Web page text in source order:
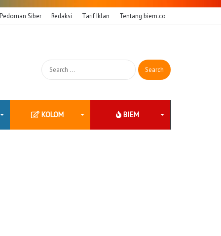
Pedoman Siber Redaksi Tarif Iklan Tentang biem.co
Search
for:
KOLOM BIEM